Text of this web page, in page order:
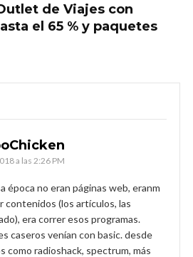
de Viajes con
el 65 % y paquetes
a las 2:26 PM
época no eran páginas web, eranm
contenidos (los artículos, las
era correr esos programas.
caseros venían con basic. desde
como radioshack, spectrum, más